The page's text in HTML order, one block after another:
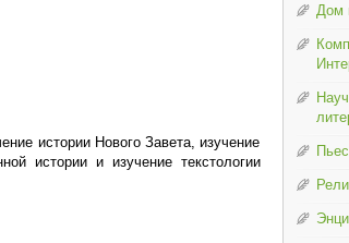
истории Нового Завета, изучение
истории и изучение текстологии
Дом